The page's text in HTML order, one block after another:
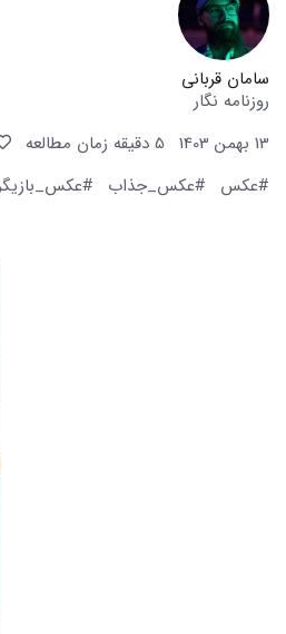
سامان قربانی
روزنامه نگار
13 بهمن 1403
5 دقیقه زمان مطالعه
#عکس
#عکس_جذاب